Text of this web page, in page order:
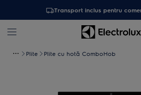
Transport inclus pentru
Plite Plite cu hotă ComboHob